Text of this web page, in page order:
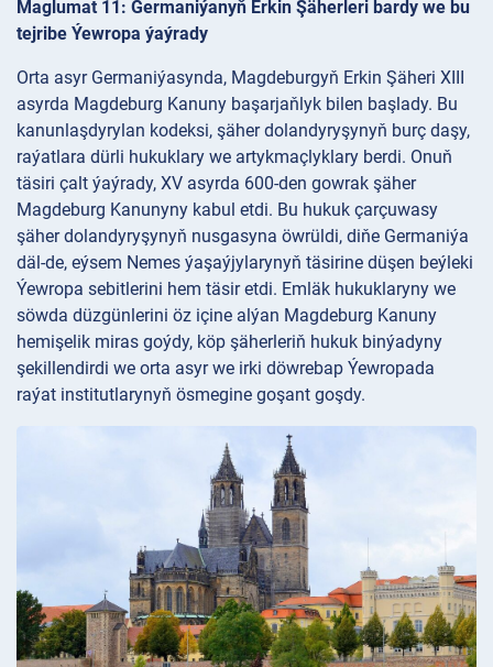
Maglumat 11: Germaniýanyň Erkin Şäherleri bardy we bu
tejribe Ýewropa ýaýrady
Orta asyr Germaniýasynda, Magdeburgyň Erkin Şäheri XIII
asyrda Magdeburg Kanuny başarjaňlyk bilen başlady. Bu
kanunlaşdyrylan kodeksi, şäher dolandyryşynyň burç daşy,
raýatlara dürli hukuklary we artykmaçlyklary berdi. Onuň
täsiri çalt ýaýrady, XV asyrda 600-den gowrak şäher
Magdeburg Kanunyny kabul etdi. Bu hukuk çarçuwasy
şäher dolandyryşynyň nusgasyna öwrüldi, diňe Germaniýa
däl-de, eýsem Nemes ýaşaýjylarynyň täsirine düşen beýleki
Ýewropa sebitlerini hem täsir etdi. Emläk hukuklaryny we
söwda düzgünlerini öz içine alýan Magdeburg Kanuny
hemişelik miras goýdy, köp şäherleriň hukuk binýadyny
şekillendirdi we orta asyr we irki döwrebap Ýewropada
raýat institutlarynyň ösmegine goşant goşdy.